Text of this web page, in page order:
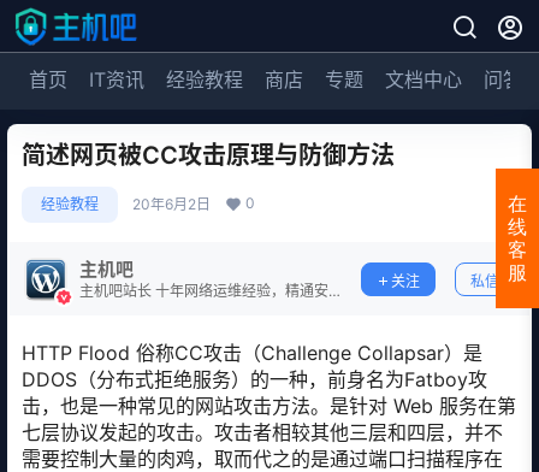
首页 IT资讯 经验教程 商店 专题 文档中心 问答
简述网页被CC攻击原理与防御方法
经验教程 20年6月2日 0
主机吧
主机吧站长 十年网络运维经验，精通安
关注 私信
HTTP Flood 俗称CC攻击（Challenge Collapsar）是
DDOS（分布式拒绝服务）的一种，前身名为Fatboy攻
击，也是一种常见的网站攻击方法。是针对 Web 服务在第
七层协议发起的攻击。攻击者相较其他三层和四层，并不
需要控制大量的肉鸡，取而代之的是通过端口扫描程序在
在
线
客
服